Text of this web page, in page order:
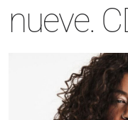
nueve.